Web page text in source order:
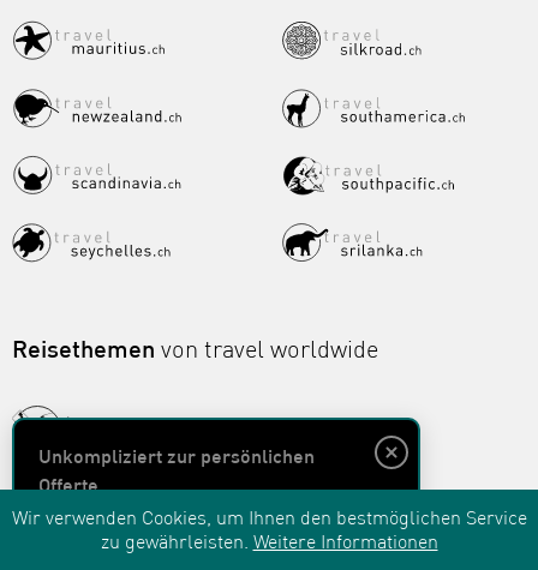
Reisethemen von travel worldwide
Wir verwenden Cookies, um Ihnen den bestmöglichen Service
zu gewährleisten. Weitere Informationen
Unkompliziert zur persönlichen
Offerte
Unverbindlich anfragen